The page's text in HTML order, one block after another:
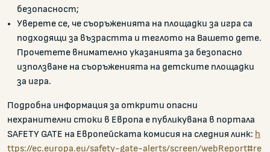
безопасност;
Уверете се, че съоръженията на площадки за игра са
подходящи за възрастта и теглото на Вашето дете.
Прочетете внимателно указанията за безопасно
използване на съоръженията на детските площадки
за игра.
Подробна информация за открити опасни
нехранителни стоки в Европа е публикувана в портала
SAFETY GATE на Европейската комисия на следния линк: h
ttps://ec.europa.eu/safety-gate-alerts/screen/webReport#re